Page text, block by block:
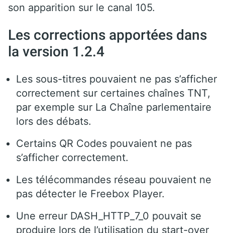
son apparition sur le canal 105.
Les corrections apportées dans
la version 1.2.4
Les sous-titres pouvaient ne pas s’afficher
correctement sur certaines chaînes TNT,
par exemple sur La Chaîne parlementaire
lors des débats.
Certains QR Codes pouvaient ne pas
s’afficher correctement.
Les télécommandes réseau pouvaient ne
pas détecter le Freebox Player.
Une erreur DASH_HTTP_7_0 pouvait se
produire lors de l’utilisation du start-over